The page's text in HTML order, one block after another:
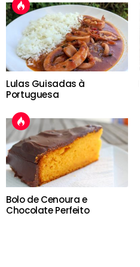
Lulas Guisadas à
Portuguesa
Bolo de Cenoura e
Chocolate Perfeito